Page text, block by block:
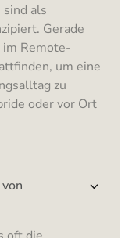
als
Gerade
Remote-
um eine
zu
oder vor Ort